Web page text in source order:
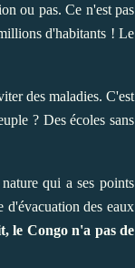
ou pas. Ce n'est pas
d'habitants ! Le
des maladies. C'est
? Des écoles sans
qui a ses points
d'évacuation des eaux
le Congo n'a pas de